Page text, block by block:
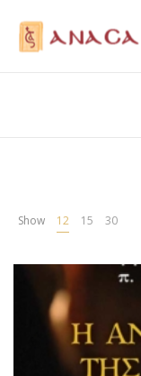
Show 12 15 30